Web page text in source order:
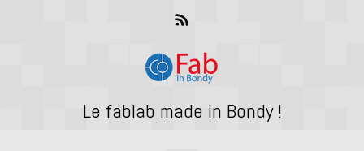
Le fablab made in Bondy !